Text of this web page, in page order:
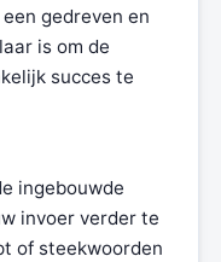
gedreven en
is om de
succes te
ingebouwde
invoer verder te
of steekwoorden